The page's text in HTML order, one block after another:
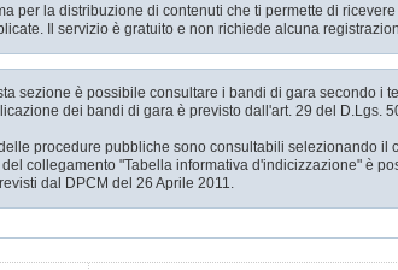
per la distribuzione di contenuti che ti permette di
Il servizio è gratuito e non richiede alcuna
sezione è possibile consultare i bandi di gara secondo i
dei bandi di gara è previsto dall'art. 29 del D.Lgs.
procedure pubbliche sono consultabili selezionando il
collegamento "Tabella informativa d'indicizzazione" è
dal DPCM del 26 Aprile 2011.